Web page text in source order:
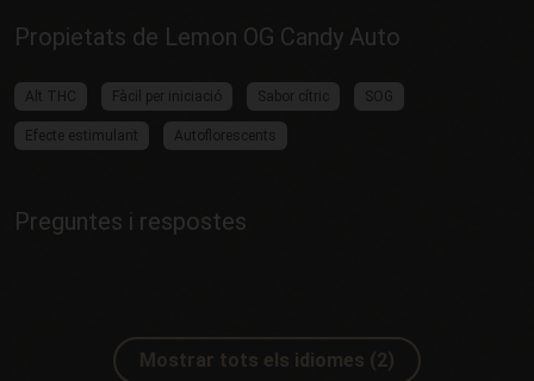
Propietats de Lemon OG Candy Auto
Alt THC Fàcil per iniciació Sabor cítric SOG
Efecte estimulant Autoflorescents
Preguntes i respostes
Mostrar tots els idiomes (2)